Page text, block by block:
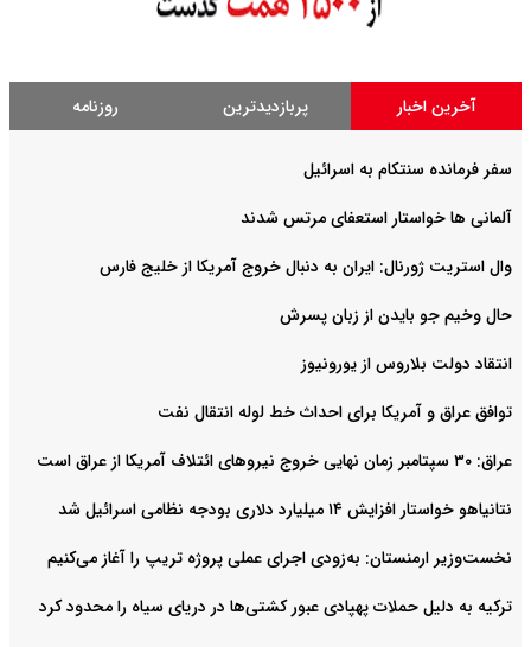
آخرین اخبار پربازدیدترین روزنامه
سفر فرمانده سنتکام به اسرائیل
آلمانی ها خواستار استعفای مرتس شدند
وال استریت ژورنال: ایران به دنبال خروج آمریکا از خلیج فارس
حال وخیم جو بایدن از زبان پسرش
انتقاد دولت بلاروس از یورونیوز
توافق عراق و آمریکا برای احداث خط لوله انتقال نفت
عراق: ۳۰ سپتامبر زمان نهایی خروج نیروهای ائتلاف آمریکا از عراق است
نتانیاهو خواستار افزایش ۱۴ میلیارد دلاری بودجه نظامی اسرائیل شد
نخست‌وزیر ارمنستان: به‌زودی اجرای عملی پروژه تریپ را آغاز می‌کنیم
ترکیه به دلیل حملات پهپادی عبور کشتی‌ها در دریای سیاه را محدود کرد